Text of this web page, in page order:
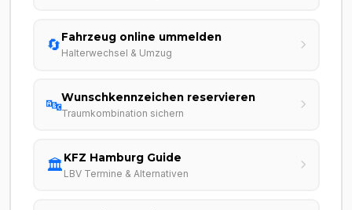
🔄Fahrzeug online ummelden
Halterwechsel & Umzug
🔤Wunschkennzeichen reservieren
Traumkombination sichern
🏛️KFZ Hamburg Guide
LBV Termine & Alternativen